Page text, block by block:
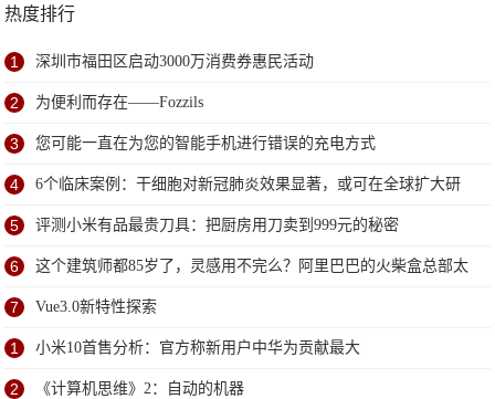
热度排行
1 深圳市福田区启动3000万消费券惠民活动
2 为便利而存在——Fozzils
3 您可能一直在为您的智能手机进行错误的充电方式
4 6个临床案例：干细胞对新冠肺炎效果显著，或可在全球扩大研
究
5 评测小米有品最贵刀具：把厨房用刀卖到999元的秘密
6 这个建筑师都85岁了，灵感用不完么？阿里巴巴的火柴盒总部太
赞了
7 Vue3.0新特性探索
1 小米10首售分析：官方称新用户中华为贡献最大
2 《计算机思维》2：自动的机器